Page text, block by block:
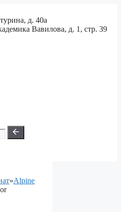
д. 40а
Вавилова, д. 1, стр. 39
»Alpine